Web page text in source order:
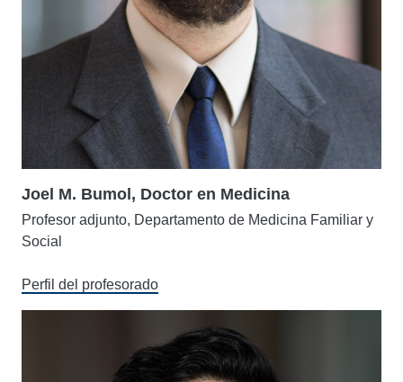
Joel M. Bumol, Doctor en Medicina
Profesor adjunto, Departamento de Medicina Familiar y
Social
Perfil del profesorado